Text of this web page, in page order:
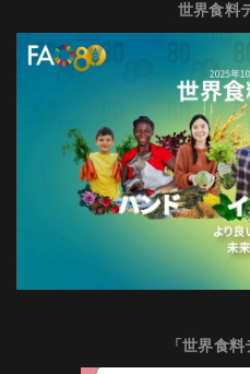
世界食料
「世界食